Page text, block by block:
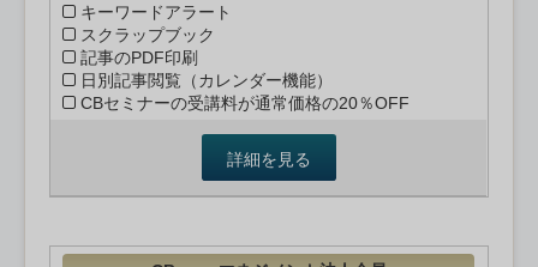
キーワードアラート
スクラップブック
記事のPDF印刷
日別記事閲覧（カレンダー機能）
CBセミナーの受講料が通常価格の20％OFF
詳細を見る